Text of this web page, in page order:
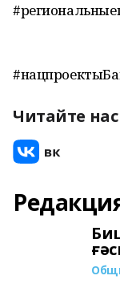
Читайте нас